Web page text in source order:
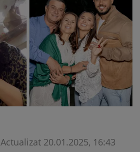
Actualizat 20.01.2025, 16:43